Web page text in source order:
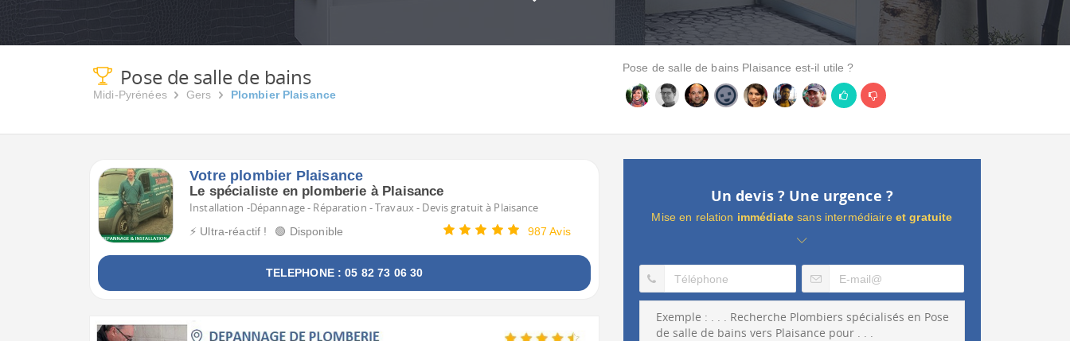
Pose de salle de bains
Midi-Pyrénées Gers Plombier Plaisance
Pose de salle de bains Plaisance est-il utile ?
Votre plombier Plaisance
Le spécialiste en plomberie à Plaisance
Installation -Dépannage - Réparation - Travaux - Devis gratuit à Plaisance
⚡ Ultra-réactif ! 🟢 Disponible 987 Avis
TELEPHONE : 05 82 73 06 30
Un devis ? Une urgence ?
Mise en relation immédiate sans intermédiaire et gratuite